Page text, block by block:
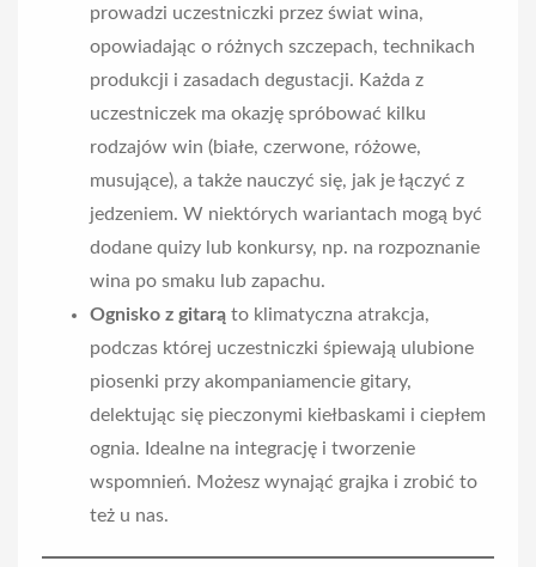
prowadzi uczestniczki przez świat wina,
opowiadając o różnych szczepach, technikach
produkcji i zasadach degustacji. Każda z
uczestniczek ma okazję spróbować kilku
rodzajów win (białe, czerwone, różowe,
musujące), a także nauczyć się, jak je łączyć z
jedzeniem. W niektórych wariantach mogą być
dodane quizy lub konkursy, np. na rozpoznanie
wina po smaku lub zapachu.
Ognisko z gitarą to klimatyczna atrakcja,
podczas której uczestniczki śpiewają ulubione
piosenki przy akompaniamencie gitary,
delektując się pieczonymi kiełbaskami i ciepłem
ognia. Idealne na integrację i tworzenie
wspomnień. Możesz wynająć grajka i zrobić to
też u nas.